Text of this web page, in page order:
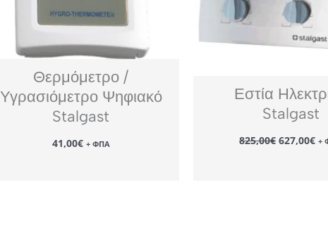
Θερμόμετρο /
Υγρασιόμετρο Ψηφιακό
Stalgast
41,00€ + ΦΠΑ
Εστία
Stalgast
825,00€ Original
price
627,00€Η+